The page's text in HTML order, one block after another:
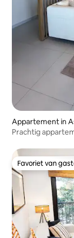
Appartement in
Prachtig
Favoriet van
Favoriet van